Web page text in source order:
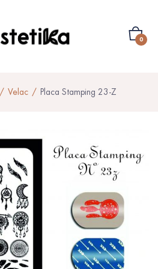
0
Velac Placa Stamping 23-Z